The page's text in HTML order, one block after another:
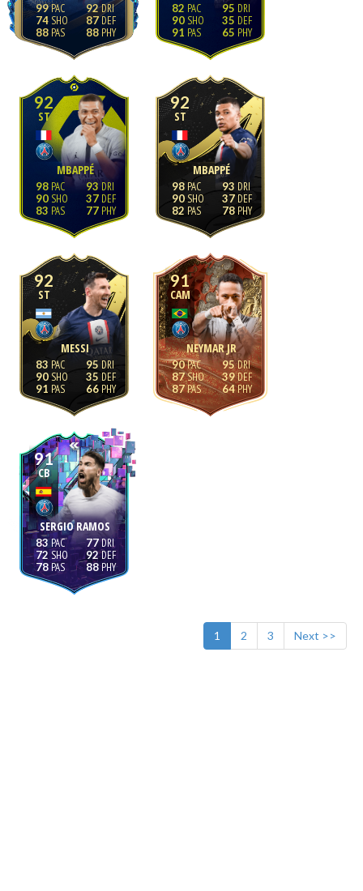
99
74
88
92
87
88
82
90
91
95
35
65
92
ST
MBAPPÉ
98
90
83
93
37
77
92
ST
MBAPPÉ
98
90
82
93
37
78
92
ST
MESSI
83
90
91
95
35
66
91
CAM
NEYMAR JR
90
87
87
95
39
64
91
CB
SERGIO RAMOS
83
72
78
77
92
88
1 2 3 Next >>